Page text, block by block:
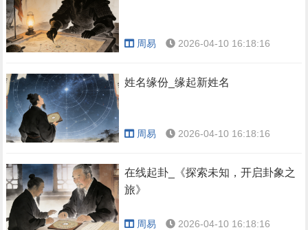
周易 2026-04-10 16:18:16
姓名缘份_缘起新姓名
周易 2026-04-10 16:18:16
在线起卦_《探索未知，开启卦象之
旅》
周易 2026-04-10 16:18:16